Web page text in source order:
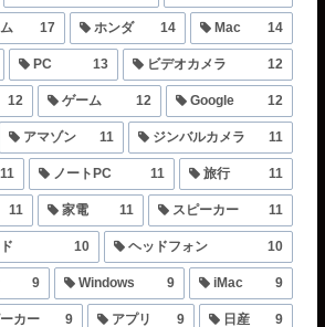
17 ホンダ 14 Mac 14
PC 13 ビデオカメラ 12
12 ゲーム 12 Google 12
アマゾン 11 ジンバルカメラ 11
11 ノートPC 11 旅行 11
11 家電 11 スピーカー 11
10 ヘッドフォン 10
9 Windows 9 iMac 9
カー 9 アプリ 9 日産 9